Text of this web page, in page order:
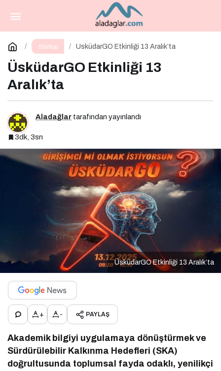
Startup ÜsküdarGO Etkinliği 13 Aralık’ta
ÜsküdarGO Etkinliği 13
Aralık’ta
Aladağlar tarafından yayınlandı
3dk, 3sn
ÜsküdarGO Etkinliği 13 Aralık’ta
+ - PAYLAŞ
Akademik bilgiyi uygulamaya dönüştürmek ve
Sürdürülebilir Kalkınma Hedefleri (SKA)
doğrultusunda toplumsal fayda odaklı, yenilikçi
Medya Satın Alma Nedir? Etkili Medya Satın
Alma İçin 10 Altın İpucu
Yorum Yap